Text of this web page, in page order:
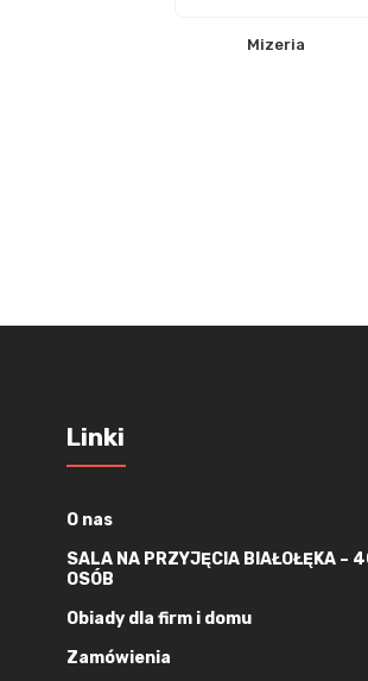
Mizeria
Linki
O nas
SALA NA PRZYJĘCIA BIAŁOŁĘKA –
OSÓB
Obiady dla firm i domu
Zamówienia